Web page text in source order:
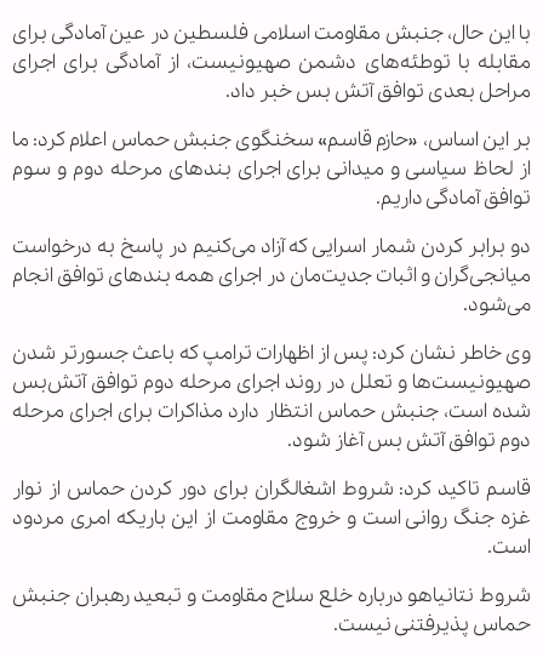
با این حال، جنبش مقاومت اسلامی فلسطین در عین آمادگی برای
مقابله با توطئه‌های دشمن صهیونیست، از آمادگی برای اجرای
مراحل بعدی توافق آتش بس خبر داد.
بر این اساس، «حازم قاسم» سخنگوی جنبش حماس اعلام کرد: ما
از لحاظ سیاسی و میدانی برای اجرای بندهای مرحله دوم و سوم
توافق آمادگی داریم.
دو برابر کردن شمار اسرایی که آزاد می‌کنیم در پاسخ به درخواست
میانجی‌گران و اثبات جدیت‌مان در اجرای همه بندهای توافق انجام
می‌شود.
وی خاطر نشان کرد: پس از اظهارات ترامپ که باعث جسورتر شدن
صهیونیست‌ها و تعلل در روند اجرای مرحله دوم توافق آتش‌بس
شده است، جنبش حماس انتظار دارد مذاکرات برای اجرای مرحله
دوم توافق آتش بس آغاز شود.
قاسم تاکید کرد: شروط اشغالگران برای دور کردن حماس از نوار
غزه جنگ روانی است و خروج مقاومت از این باریکه امری مردود
است.
شروط نتانیاهو درباره خلع سلاح مقاومت و تبعید رهبران جنبش
حماس پذیرفتنی نیست.